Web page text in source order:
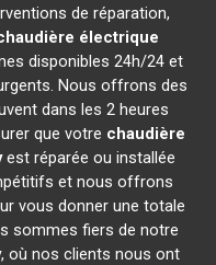
de réparation,
électrique
disponibles 24h/24 et
Nous offrons des
dans les 2 heures
que votre chaudière
est réparée ou installée
et nous offrons
vous donner une totale
sommes fiers de notre
, où nos clients nous ont